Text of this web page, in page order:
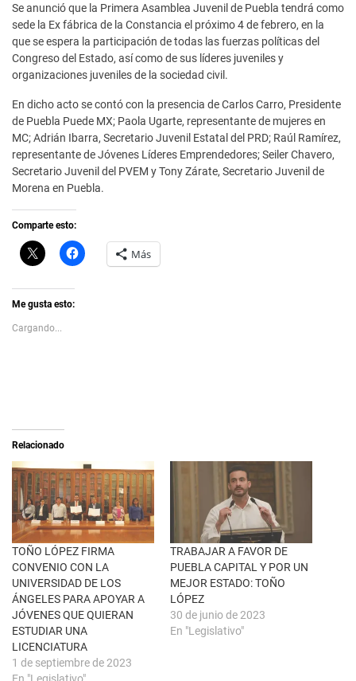
Se anunció que la Primera Asamblea Juvenil de Puebla tendrá como
sede la Ex fábrica de la Constancia el próximo 4 de febrero, en la
que se espera la participación de todas las fuerzas políticas del
Congreso del Estado, así como de sus líderes juveniles y
organizaciones juveniles de la sociedad civil.
En dicho acto se contó con la presencia de Carlos Carro, Presidente
de Puebla Puede MX; Paola Ugarte, representante de mujeres en
MC; Adrián Ibarra, Secretario Juvenil Estatal del PRD; Raúl Ramírez,
representante de Jóvenes Líderes Emprendedores; Seiler Chavero,
Secretario Juvenil del PVEM y Tony Zárate, Secretario Juvenil de
Morena en Puebla.
Comparte esto:
C
l
k
t
s
h
e
b
e
e
n
u
n
a
v
e
n
t
a
n
a
n
u
e
v
a
)
H
a
e
n
F
a
c
e
b
o
o
k
(
S
e
a
b
r
e
e
n
u
n
a
Más
Me gusta esto:
Cargando...
Relacionado
TOÑO LÓPEZ FIRMA
CONVENIO CON LA
UNIVERSIDAD DE LOS
ÁNGELES PARA APOYAR A
JÓVENES QUE QUIERAN
ESTUDIAR UNA
LICENCIATURA
1 de septiembre de 2023
En "Legislativo"
TRABAJAR A FAVOR DE
PUEBLA CAPITAL Y POR UN
MEJOR ESTADO: TOÑO
LÓPEZ
30 de junio de 2023
En "Legislativo"